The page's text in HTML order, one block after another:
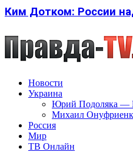
Ким Дотком: России
Новости
Украина
Юрий Подоляка
Михаил
Россия
Мир
ТВ Онлайн